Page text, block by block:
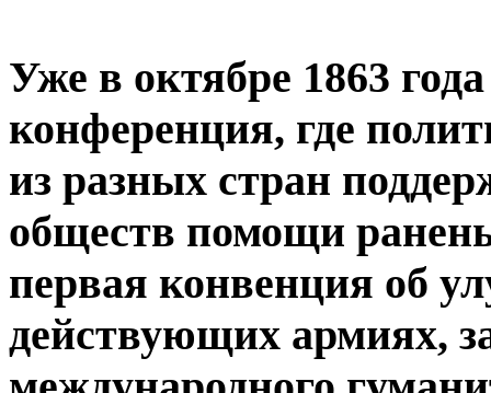
Уже в октябре 1863
конференция, где
из разных стран
обществ помощи
первая конвенция об
действующих армиях,